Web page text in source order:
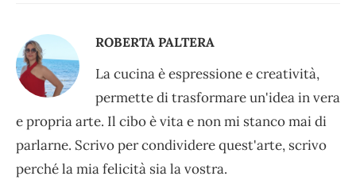
ROBERTA PALTERA
La cucina è espressione e creatività,
permette di trasformare un'idea in vera
e propria arte. Il cibo è vita e non mi stanco mai di
parlarne. Scrivo per condividere quest'arte, scrivo
perché la mia felicità sia la vostra.